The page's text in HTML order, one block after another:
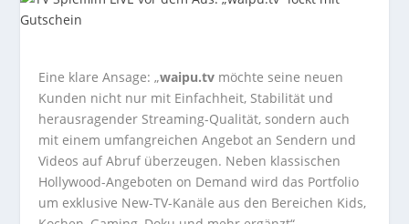
Eine klare Ansage: „waipu.tv möchte seine neuen
Kunden nicht nur mit Einfachheit, Stabilität und
herausragender Streaming-Qualität, sondern auch
mit einem umfangreichen Angebot an Sendern und
Videos auf Abruf überzeugen. Neben klassischen
Hollywood-Angeboten on Demand wird das Portfolio
um exklusive New-TV-Kanäle aus den Bereichen Kids,